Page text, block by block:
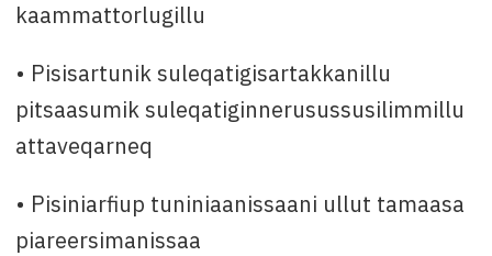
kaammattorlugillu
• Pisisartunik suleqatigisartakkanillu
pitsaasumik suleqatiginnerusussusilimmillu
attaveqarneq
• Pisiniarfiup tuniniaanissaani ullut tamaasa
piareersimanissaa